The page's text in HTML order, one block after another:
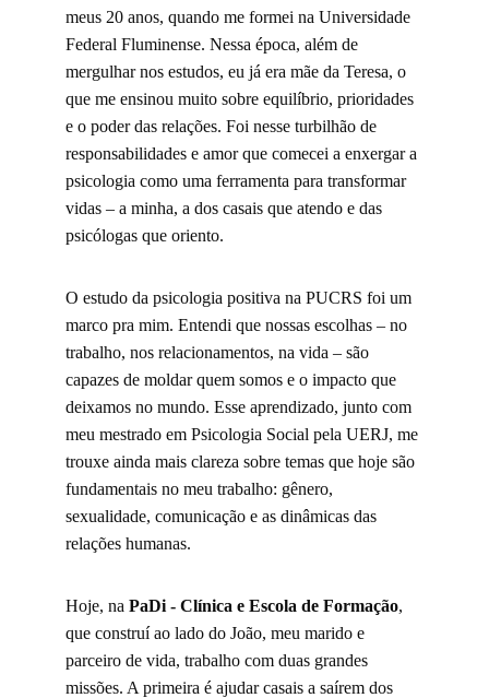
meus 20 anos, quando me formei na Universidade
Federal Fluminense. Nessa época, além de
mergulhar nos estudos, eu já era mãe da Teresa, o
que me ensinou muito sobre equilíbrio, prioridades
e o poder das relações. Foi nesse turbilhão de
responsabilidades e amor que comecei a enxergar a
psicologia como uma ferramenta para transformar
vidas – a minha, a dos casais que atendo e das
psicólogas que oriento.
O estudo da psicologia positiva na PUCRS foi um
marco pra mim. Entendi que nossas escolhas – no
trabalho, nos relacionamentos, na vida – são
capazes de moldar quem somos e o impacto que
deixamos no mundo. Esse aprendizado, junto com
meu mestrado em Psicologia Social pela UERJ, me
trouxe ainda mais clareza sobre temas que hoje são
fundamentais no meu trabalho: gênero,
sexualidade, comunicação e as dinâmicas das
relações humanas.
Hoje, na PaDi - Clínica e Escola de Formação,
que construí ao lado do João, meu marido e
parceiro de vida, trabalho com duas grandes
missões. A primeira é ajudar casais a saírem dos